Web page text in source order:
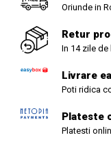
Oriunde in
Retur
In 14 zile
Livrare
Poti ridica
Plateste
Platesti